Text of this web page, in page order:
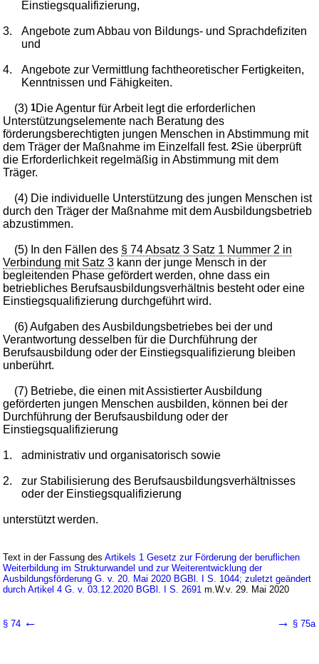
Einstiegsqualifizierung,
3.
Angebote zum Abbau von Bildungs- und Sprachdefiziten
und
4.
Angebote zur Vermittlung fachtheoretischer Fertigkeiten,
Kenntnissen und Fähigkeiten.
(3)1Die Agentur für Arbeit legt die erforderlichen
Unterstützungselemente nach Beratung des
förderungsberechtigten jungen Menschen in Abstimmung mit
dem Träger der Maßnahme im Einzelfall fest.2Sie überprüft
die Erforderlichkeit regelmäßig in Abstimmung mit dem
Träger.
(4) Die individuelle Unterstützung des jungen Menschen ist
durch den Träger der Maßnahme mit dem Ausbildungsbetrieb
abzustimmen.
(5) In den Fällen des § 74 Absatz 3 Satz 1 Nummer 2 in
Verbindung mit Satz 3 kann der junge Mensch in der
begleitenden Phase gefördert werden, ohne dass ein
betriebliches Berufsausbildungsverhältnis besteht oder eine
Einstiegsqualifizierung durchgeführt wird.
(6) Aufgaben des Ausbildungsbetriebes bei der und
Verantwortung desselben für die Durchführung der
Berufsausbildung oder der Einstiegsqualifizierung bleiben
unberührt.
(7) Betriebe, die einen mit Assistierter Ausbildung
geförderten jungen Menschen ausbilden, können bei der
Durchführung der Berufsausbildung oder der
Einstiegsqualifizierung
1. administrativ und organisatorisch sowie
2.
zur Stabilisierung des Berufsausbildungsverhältnisses
oder der Einstiegsqualifizierung
unterstützt werden.
Text in der Fassung desArtikels 1 Gesetz zur Förderung der beruflichen
Weiterbildung im Strukturwandel und zur Weiterentwicklung der
Ausbildungsförderung G. v. 20. Mai 2020 BGBl. I S. 1044; zuletzt geändert
durch Artikel 4 G. v. 03.12.2020 BGBl. I S. 2691 m.W.v. 29. Mai 2020
§ 74 ← → § 75a